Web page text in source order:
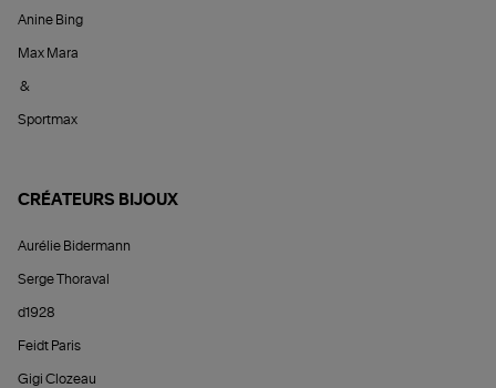
Anine Bing
Max Mara
&
Sportmax
CRÉATEURS BIJOUX
Aurélie Bidermann
Serge Thoraval
d1928
Feidt Paris
Gigi Clozeau